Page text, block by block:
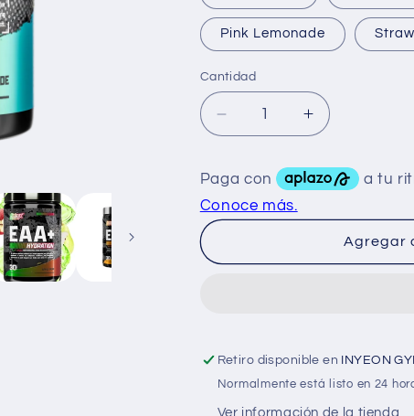
Pink Lemonade
Cantidad
Reducir
cantidad
Nutrex
Warrior
Series
+
Aumentar
cantidad
para
Nutrex
Series
+
Agregar
Retiro disponible en INYEON
Normalmente está listo en 24
Ver información de la tienda